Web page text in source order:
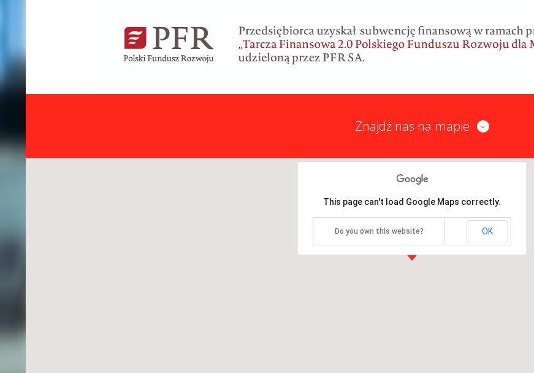
Znajdź nas na mapie
This page can't load Google Maps correctly.
Do you own this website? OK